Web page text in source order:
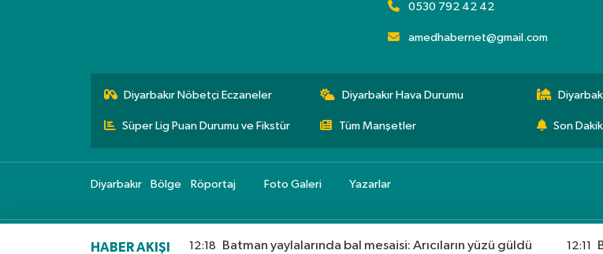
0530 792 42 42
amedhabernet@gmail.com
Diyarbakır Nöbetçi Eczaneler Diyarbakır Hava Durumu
Süper Lig Puan Durumu ve Fikstür Tüm Manşetler Son
Diyarbakır Bölge Röportaj Foto Galeri Yazarlar
HABER AKIŞI 12:18 Batman yaylalarında bal mesaisi: Arıcıların yüzü güldü 12:11